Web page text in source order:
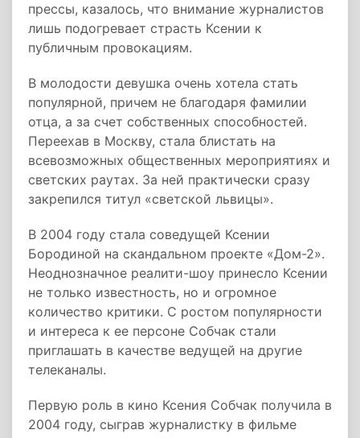
прессы, казалось, что внимание журналистов
лишь подогревает страсть Ксении к
публичным провокациям.
В молодости девушка очень хотела стать
популярной, причем не благодаря фамилии
отца, а за счет собственных способностей.
Переехав в Москву, стала блистать на
всевозможных общественных мероприятиях и
светских раутах. За ней практически сразу
закрепился титул «светской львицы».
В 2004 году стала соведущей Ксении
Бородиной на скандальном проекте «Дом-2».
Неоднозначное реалити-шоу принесло Ксении
не только известность, но и огромное
количество критики. С ростом популярности
и интереса к ее персоне Собчак стали
приглашать в качестве ведущей на другие
телеканалы.
Первую роль в кино Ксения Собчак получила в
2004 году, сыграв журналистку в фильме